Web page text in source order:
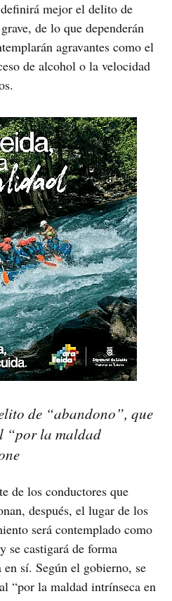
mejor el delito de
de lo que dependerán
agravantes como el
de alcohol o la velocidad
de “abandono”, que
“por la maldad
de los conductores que
después, el lugar de los
será contemplado como
se castigará de forma
sí. Según el gobierno, se
“por la maldad intrínseca en